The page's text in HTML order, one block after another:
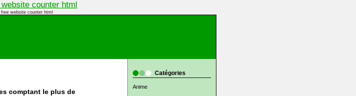
free website counter html
Catégories
Anime
comptant le plus de